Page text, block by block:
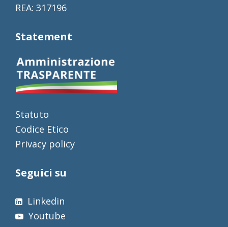
REA: 317196
Statement
Statuto
Codice Etico
Privacy policy
Seguici su
Linkedin
Youtube